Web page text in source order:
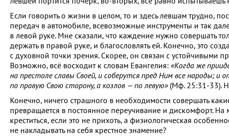
Если говорить о жизни в целом, то и здесь левшам трудно,
передач в автомобиле, всевозможные инструменты и так
в левой руке. Мне сказали, что каждение нужно совершать
держать в правой руке, и благословлять ей. Конечно, это
с духовной точки зрения. Скорее, он связан с устойчивыми
Возможно, всё восходит к словам Евангелия: «Когда же
на престоле славы Своей, и соберутся пред Ним все народы;
по правую Свою сторону, а козлов — по левую»(Мф. 25:31-33).
Конечно, ничего страшного в необходимости совершать
превращается в постоянное переучивание и дискомфорт.
креститься, если это не прихоть, а физиологическая
не накладывать на себя крестное знамение?